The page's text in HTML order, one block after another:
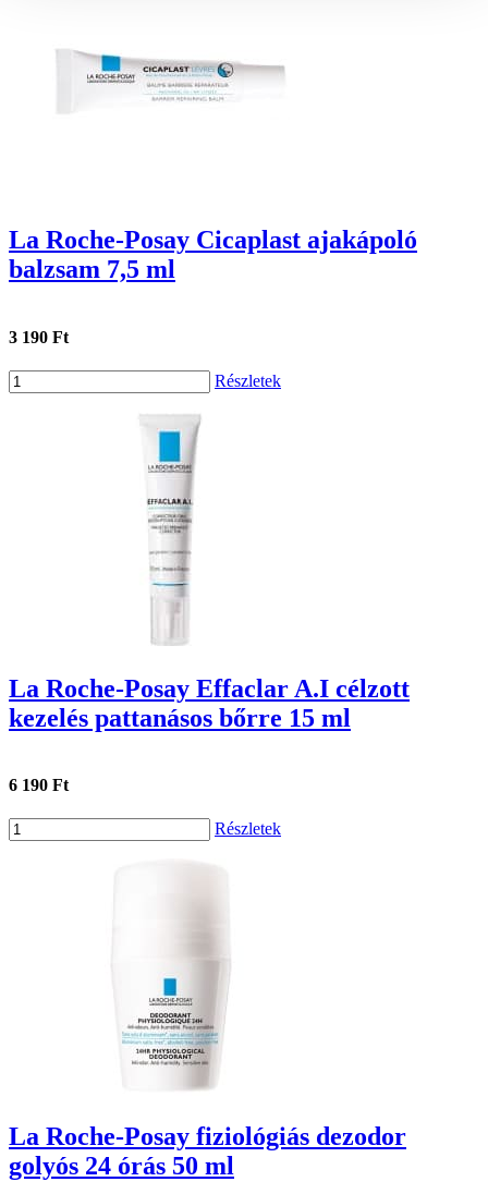
La Roche-Posay Cicaplast ajakápoló
balzsam 7,5 ml
3 190 Ft
Részletek
La Roche-Posay Effaclar A.I célzott
kezelés pattanásos bőrre 15 ml
6 190 Ft
Részletek
La Roche-Posay fiziológiás dezodor
golyós 24 órás 50 ml